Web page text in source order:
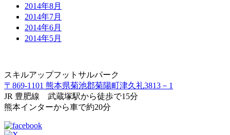
2014年8月
2014年7月
2014年6月
2014年5月
スキルアップフットサルパーク
〒869-1101 熊本県菊池郡菊陽町津久礼3813－1
JR 豊肥線 武蔵塚駅から徒歩で15分
熊本インターから車で約20分